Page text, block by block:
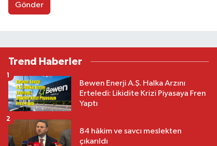
Gönder
Trend Haberler
Bewen Enerji A.Ş. Halka Arzını
Erteledi: Likidite Krizi Piyasaya Fren
Yaptı
1
84 hâkim ve savcı meslekten
çıkarıldı
2